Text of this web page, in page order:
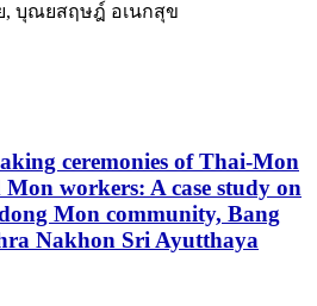
บุณยสฤษฎ์ อเนกสุข
ceremonies of Thai-Mon
Mon workers: A case study on
Mon community, Bang
Nakhon Sri Ayutthaya